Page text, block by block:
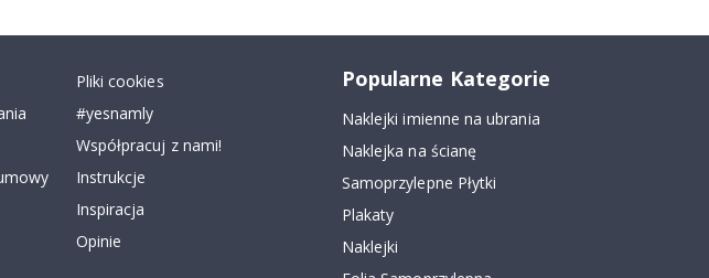
Pliki cookies
#yesnamly
Współpracuj z nami!
Instrukcje
Inspiracja
Opinie
Popularne Kategorie
Naklejki imienne na ubrania
Naklejka na ścianę
Samoprzylepne Płytki
Plakaty
Naklejki